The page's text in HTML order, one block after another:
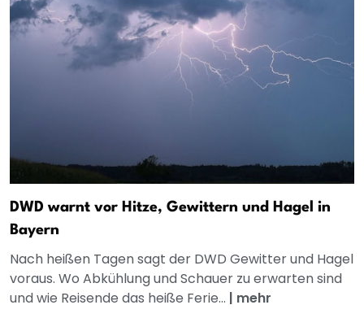
DWD warnt vor Hitze, Gewittern und Hagel in
Bayern
Nach heißen Tagen sagt der DWD Gewitter und Hagel
voraus. Wo Abkühlung und Schauer zu erwarten sind
und wie Reisende das heiße Ferie... | mehr